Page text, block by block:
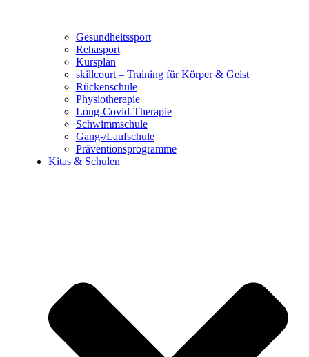
Gesundheitssport
Rehasport
Kursplan
skillcourt – Training für Körper & Geist
Rückenschule
Physiotherapie
Long-Covid-Therapie
Schwimmschule
Gang-/Laufschule
Präventionsprogramme
Kitas & Schulen